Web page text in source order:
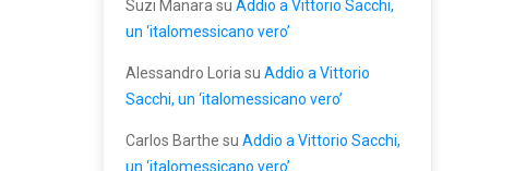
Suzi Manara su Addio a Vittorio Sacchi,
un ‘italomessicano vero’
Alessandro Loria su Addio a Vittorio
Sacchi, un ‘italomessicano vero’
Carlos Barthe su Addio a Vittorio Sacchi,
un ‘italomessicano vero’